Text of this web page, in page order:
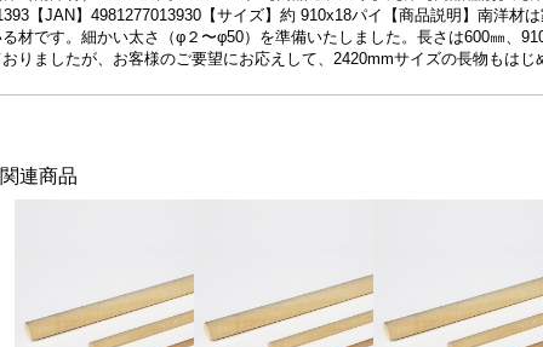
【JAN】4981277013930【サイズ】約 910x18パイ【商品説明】南洋材
材です。細かい太さ（φ２〜φ50）を準備いたしました。長さは600㎜、
りましたが、お客様のご要望にお応えして、2420mmサイズの長物もはじ
関連商品